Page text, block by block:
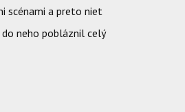
scénami a preto niet
do neho pobláznil celý